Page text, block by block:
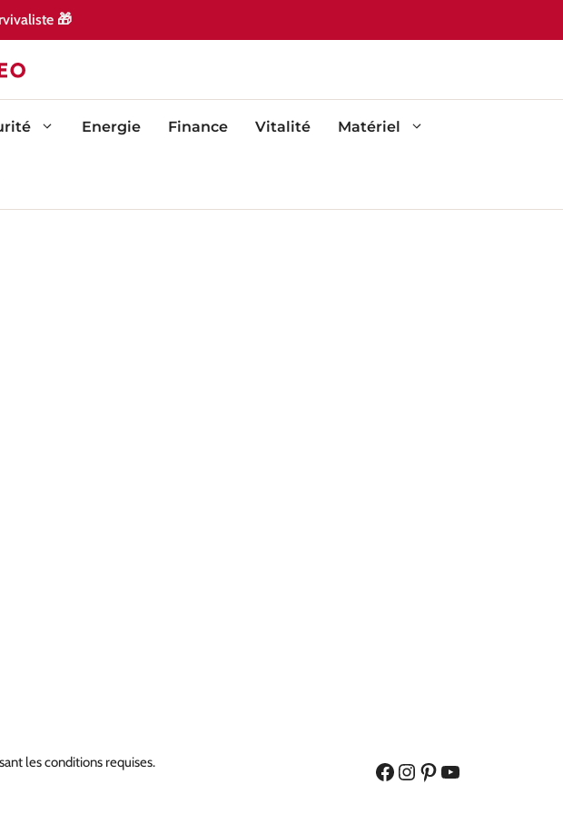
🎁
Energie Finance Vitalité Matériel
les conditions requises.